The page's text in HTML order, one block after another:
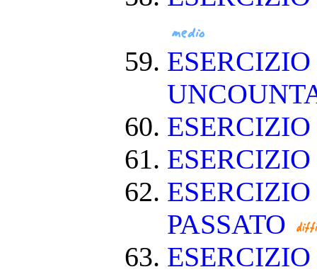
PASSATO